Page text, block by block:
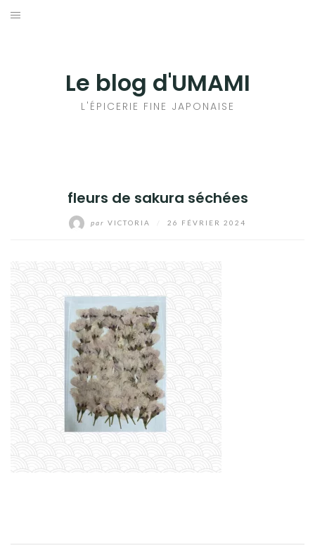
Aller
Le blog d'UMAMI
L'ÉPICERIE FINE JAPONAISE
fleurs de sakura séchées
par VICTORIA 26 FÉVRIER 2024